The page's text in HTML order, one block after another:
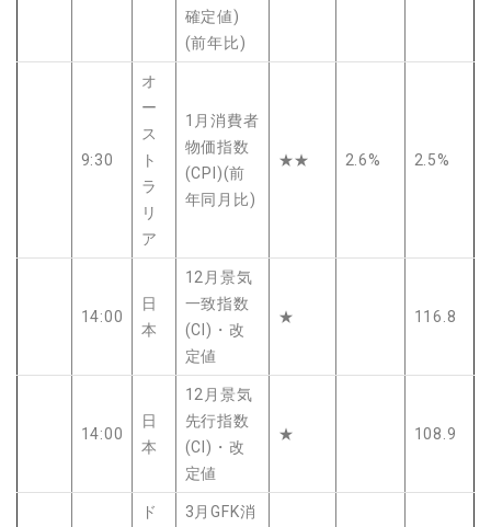
確定値)
(前年比)
9:30
オ
ー
ス
ト
ラ
リ
ア
1月消費者
物価指数
(CPI)(前
年同月比)
★★ 2.6% 2.5%
14:00
日
本
12月景気
一致指数
(CI)・改
定値
★ 116.8
14:00
日
本
12月景気
先行指数
(CI)・改
定値
★ 108.9
ド
3月GFK消